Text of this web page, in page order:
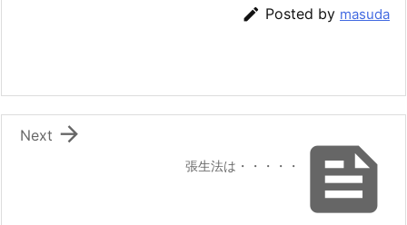
 Posted by masuda

張生法は・・・・・

Next